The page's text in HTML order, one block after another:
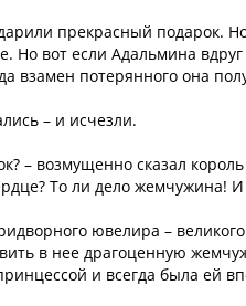
прекрасный подарок.
Но вот если Адальмина
взамен потерянного она
– и исчезли.
– возмущенно сказал
То ли дело жемчужина!
ювелира –
в нее драгоценную
и всегда была ей